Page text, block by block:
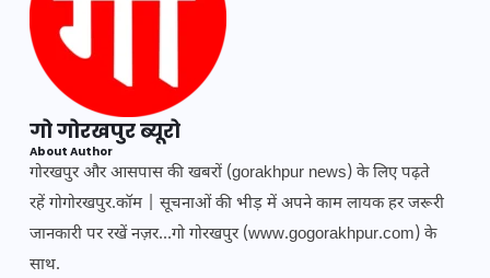
गो गोरखपुर ब्यूरो
About Author
गोरखपुर और आसपास की खबरों (gorakhpur news) के लिए पढ़ते
रहें गोगोरखपुर.कॉम | सूचनाओं की भीड़ में अपने काम लायक हर जरूरी
जानकारी पर रखें नज़र...गो गोरखपुर (www.gogorakhpur.com) के
साथ.